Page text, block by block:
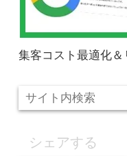
集客コスト最適化
シェアする